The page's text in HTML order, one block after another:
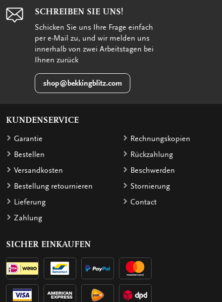
SCHREIBEN SIE UNS!
Schicken Sie uns Ihre Frage einfach
per e-Mail zu, und wir melden uns
innerhalb von zwei Arbeitstagen bei
Ihnen zurück
shop@bekkingblitz.com
KUNDENSERVICE
Garantie
Bestellen
Versandkosten
Bestellung retournieren
Lieferung
Zahlung
Rechnungskopien
Rückzahlung
Beschwerden
Stornierung
Contact
SICHER EINKAUFEN